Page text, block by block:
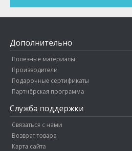
Дополнительно
Полезные материалы
Производители
Подарочные сертификаты
Партнёрская программа
Служба поддержки
Связаться с нами
Возврат товара
Карта сайта